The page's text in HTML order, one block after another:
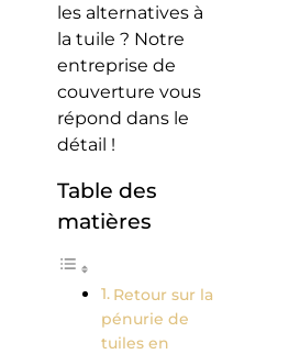
les alternatives à
la tuile ? Notre
entreprise de
couverture vous
répond dans le
détail !
Table des
matières
Retour sur la
pénurie de
tuiles en